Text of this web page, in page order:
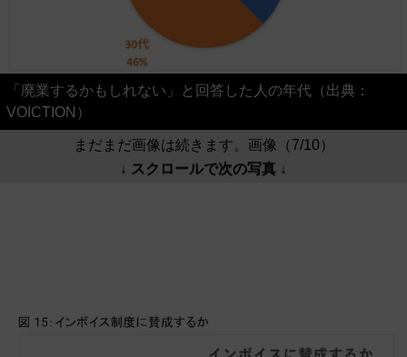
「廃業するかもしれない」と回答した人の年代（出典：
VOICTION）
まだまだ画像は続きます。画像（7/10）
↓ スクロールで次の写真 ↓